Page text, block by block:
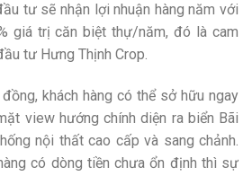
tư sẽ nhận lợi nhuận hàng năm với
giá trị căn biệt thự/năm, đó là cam
tư Hưng Thịnh Crop.
khách hàng có thể sở hữu ngay
view hướng chính diện ra biển Bãi
nội thất cao cấp và sang chảnh.
có dòng tiền chưa ổn định thì sự